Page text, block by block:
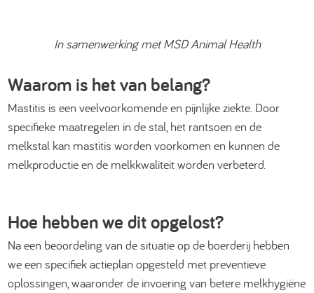
In samenwerking met MSD Animal Health
Waarom is het van belang?
Mastitis is een veelvoorkomende en pijnlijke ziekte. Door
specifieke maatregelen in de stal, het rantsoen en de
melkstal kan mastitis worden voorkomen en kunnen de
melkproductie en de melkkwaliteit worden verbeterd.
Hoe hebben we dit opgelost?
Na een beoordeling van de situatie op de boerderij hebben
we een specifiek actieplan opgesteld met preventieve
oplossingen, waaronder de invoering van betere melkhygiëne